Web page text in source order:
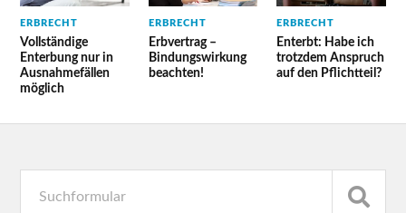
ERBRECHT
Vollständige
Enterbung nur in
Ausnahmefällen
möglich
ERBRECHT
Erbvertrag –
Bindungswirkung
beachten!
ERBRECHT
Enterbt: Habe ich
trotzdem Anspruch
auf den Pflichtteil?